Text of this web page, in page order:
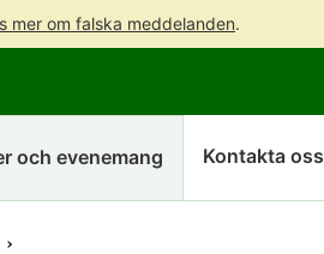
mer om falska meddelanden.
till
innehållet
hela
webbplatsens
sökning
och evenemang Kontakta oss